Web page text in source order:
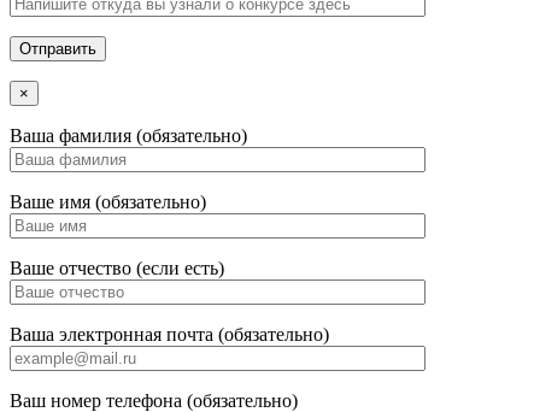
×
Ваша фамилия (обязательно)
Ваше имя (обязательно)
Ваше отчество (если есть)
Ваша электронная почта (обязательно)
Ваш номер телефона (обязательно)